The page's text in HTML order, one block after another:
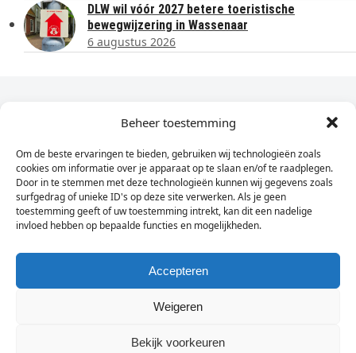
Beheer toestemming
Om de beste ervaringen te bieden, gebruiken wij technologieën zoals
cookies om informatie over je apparaat op te slaan en/of te raadplegen.
Door in te stemmen met deze technologieën kunnen wij gegevens zoals
surfgedrag of unieke ID's op deze site verwerken. Als je geen
toestemming geeft of uw toestemming intrekt, kan dit een nadelige
invloed hebben op bepaalde functies en mogelijkheden.
Accepteren
Weigeren
Bekijk voorkeuren
DLW wil vóór 2027 betere toeristische
bewegwijzering in Wassenaar
6 augustus 2026
Dagelijks het laatste nieuws in je e-mail?
Vul
hier
je
e-
mailadres
in
Sign Up